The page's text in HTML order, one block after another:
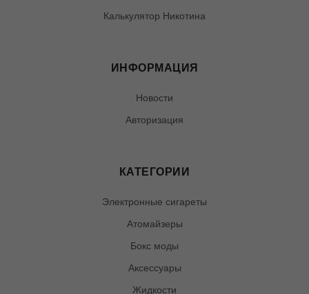
Калькулятор Никотина
ИНФОРМАЦИЯ
Новости
Авторизация
КАТЕГОРИИ
Электронные сигареты
Атомайзеры
Бокс моды
Аксессуары
Жидкости